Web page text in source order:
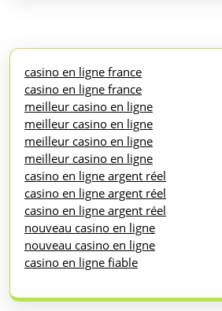
casino en ligne france
casino en ligne france
meilleur casino en ligne
meilleur casino en ligne
meilleur casino en ligne
meilleur casino en ligne
casino en ligne argent réel
casino en ligne argent réel
casino en ligne argent réel
nouveau casino en ligne
nouveau casino en ligne
casino en ligne fiable